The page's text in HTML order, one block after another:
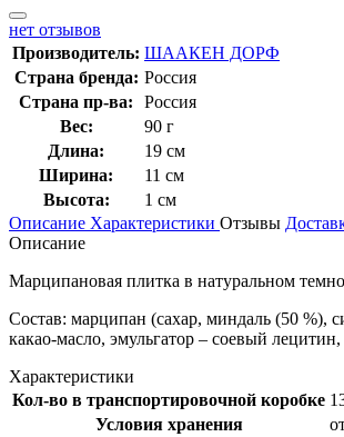
нет отзывов
Производитель: ШААКЕН ДОРФ
Страна бренда: Россия
Страна пр-ва:
Россия
Вес:
90 г
Длина:
19 см
Ширина:
11 см
Высота:
1 см
Описание Характеристики Отзывы
Описание
Марципановая плитка в натуральном
Состав: марципан (сахар, миндаль (50 %),
какао-масло, эмульгатор – соевый
Характеристики
Кол-во в транспортировочной коробке
Условия хранения